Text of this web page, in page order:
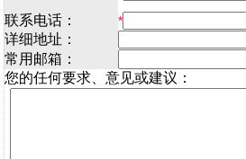
联系电话： *
详细地址：
常用邮箱：
您的任何要求、意见或建议：